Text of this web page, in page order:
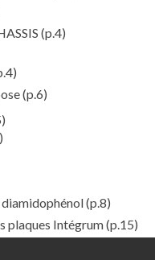
(p.4)
(p.6)
(p.8)
plaques Intégrum(p.15)